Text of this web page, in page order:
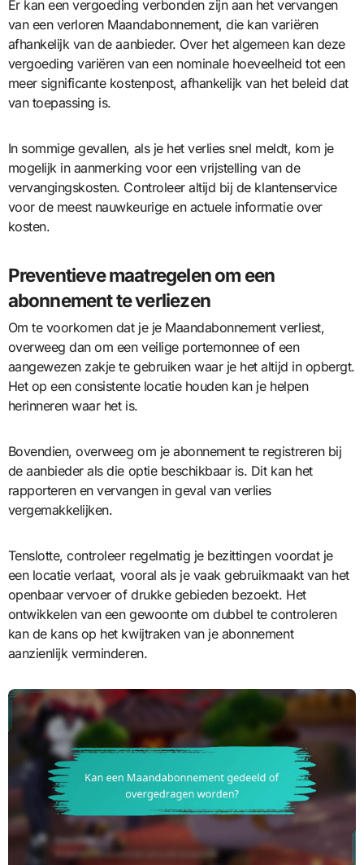
Er kan een vergoeding verbonden zijn aan het vervangen
van een verloren Maandabonnement, die kan variëren
afhankelijk van de aanbieder. Over het algemeen kan deze
vergoeding variëren van een nominale hoeveelheid tot een
meer significante kostenpost, afhankelijk van het beleid dat
van toepassing is.
In sommige gevallen, als je het verlies snel meldt, kom je
mogelijk in aanmerking voor een vrijstelling van de
vervangingskosten. Controleer altijd bij de klantenservice
voor de meest nauwkeurige en actuele informatie over
kosten.
Preventieve maatregelen om een
abonnement te verliezen
Om te voorkomen dat je je Maandabonnement verliest,
overweeg dan om een veilige portemonnee of een
aangewezen zakje te gebruiken waar je het altijd in opbergt.
Het op een consistente locatie houden kan je helpen
herinneren waar het is.
Bovendien, overweeg om je abonnement te registreren bij
de aanbieder als die optie beschikbaar is. Dit kan het
rapporteren en vervangen in geval van verlies
vergemakkelijken.
Tenslotte, controleer regelmatig je bezittingen voordat je
een locatie verlaat, vooral als je vaak gebruikmaakt van het
openbaar vervoer of drukke gebieden bezoekt. Het
ontwikkelen van een gewoonte om dubbel te controleren
kan de kans op het kwijtraken van je abonnement
aanzienlijk verminderen.